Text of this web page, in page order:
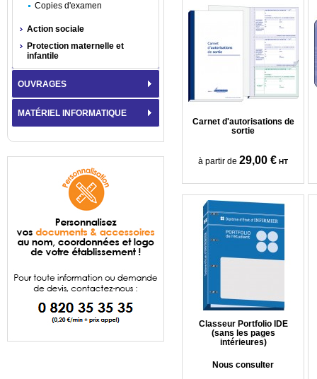
Carnet d'autorisations de
sortie
à partir de 29,00 € HT
Classeur Portfolio IDE
(sans les pages
intérieures)
Nous consulter
Copies d'examen
Action sociale
Protection maternelle et
infantile
OUVRAGES
MATÉRIEL INFORMATIQUE